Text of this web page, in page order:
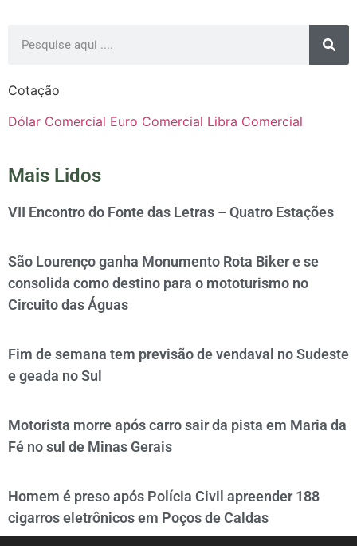
Cotação
Dólar Comercial Euro Comercial Libra Comercial
Mais Lidos
VII Encontro do Fonte das Letras – Quatro Estações
São Lourenço ganha Monumento Rota Biker e se
consolida como destino para o mototurismo no
Circuito das Águas
Fim de semana tem previsão de vendaval no Sudeste
e geada no Sul
Motorista morre após carro sair da pista em Maria da
Fé no sul de Minas Gerais
Homem é preso após Polícia Civil apreender 188
cigarros eletrônicos em Poços de Caldas